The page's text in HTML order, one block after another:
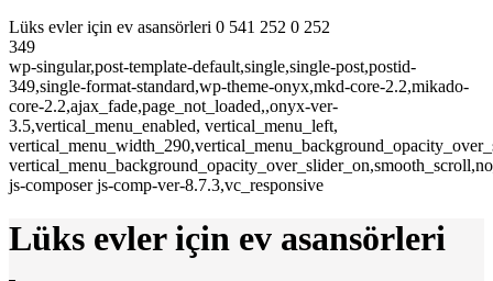
Lüks evler için ev asansörleri 0 541 252 0 252
349
wp-singular,post-template-default,single,single-post,postid-
349,single-format-standard,wp-theme-onyx,mkd-core-2.2,mikado-
core-2.2,ajax_fade,page_not_loaded,,onyx-ver-
3.5,vertical_menu_enabled, vertical_menu_left,
js-composer js-comp-ver-8.7.3,vc_responsive
Lüks evler için ev asansörleri